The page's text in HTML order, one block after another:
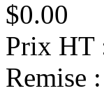
$0.00
Prix HT
Remise :